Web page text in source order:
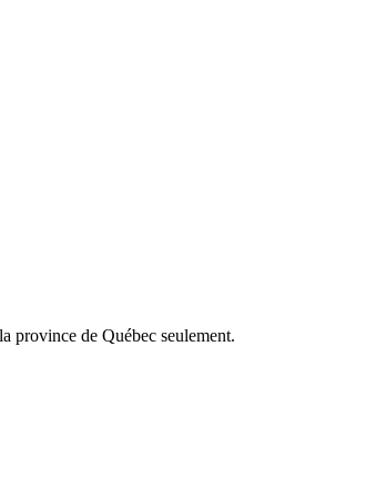
province de Québec seulement.